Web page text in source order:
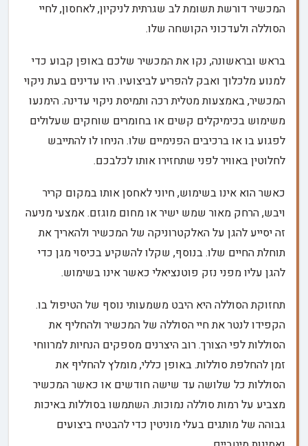
המכשיר דורשת תשומת לב שגרתית לניקיון, לאחסון, לחיי
הסוללה ולעדכוני הקושחה שלו.
בראש ובראשונה, נקו את המכשיר שלכם באופן קבוע כדי
למנוע מלכלוך ואבק להפריע לביצועיו. היו עדינים בעת ניקוי
המכשיר, באמצעות מטלית רכה ותמיסת ניקוי עדינה. הימנעו
משימוש בכימיקלים קשים או בחומרים שוחקים שעלולים
לפגוע בו או ברכיבים הפנימיים שלו. הניחו לו להתייבש
לחלוטין באוויר לפני שתחזירו אותו לכלבכם.
כאשר הוא אינו בשימוש, חיוני לאחסן אותו במקום קריר
ויבש, הרחק מאור שמש ישיר או מחום מוגזם. אמצעי מניעה
זה יסייע להגן על האלקטרוניקה של המכשיר ולהאריך את
תוחלת החיים שלו. בנוסף, שקלו להשקיע בכיסוי מגן כדי
להגן עליו מפני נזק פוטנציאלי כאשר אינו בשימוש.
תחזוקת הסוללה היא היבט משמעותי נוסף של הטיפול בו.
הקפידו לנטר את חיי הסוללה של המכשיר ולהחליף את
הסוללות לפי הצורך. רוב היצרנים מספקים הנחיות למרווחי
זמן להחלפת סוללות. באופן כללי, מומלץ להחליף את
הסוללות כל שלושה עד שישה חודשים או כאשר המכשיר
מצביע על רמות סוללה נמוכות. השתמשו בסוללות באיכות
גבוהה של מותגים בעלי מוניטין כדי להבטיח ביצועים